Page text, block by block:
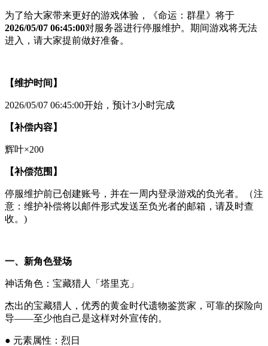
为了给大家带来更好的游戏体验，《命运：群星》将于
2026/05/07 06:45:00对服务器进行停服维护。期间游戏将无法
进入，请大家提前做好准备。
【维护时间】
2026/05/07 06:45:00开始，预计3小时完成
【补偿内容】
辉叶×200
【补偿范围】
停服维护前已创建账号，并在一周内登录游戏的负光者。（注
意：维护补偿将以邮件形式发送至负光者的邮箱，请及时查
收。)
一、新角色登场
神话角色：宝藏猎人「塔里克」
杰出的宝藏猎人，优秀的黄金时代遗物鉴赏家，可靠的探险向
导——至少他自己是这样对外宣传的。
● 元素属性：烈日